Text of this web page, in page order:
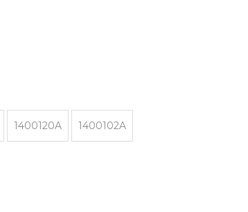
1400120A 1400102A